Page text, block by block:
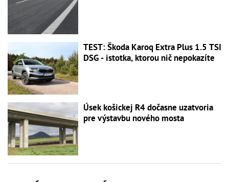
TEST: Škoda Karoq Extra Plus 1.5 TSI
DSG - istotka, ktorou nič nepokazíte
Úsek košickej R4 dočasne uzatvoria
pre výstavbu nového mosta